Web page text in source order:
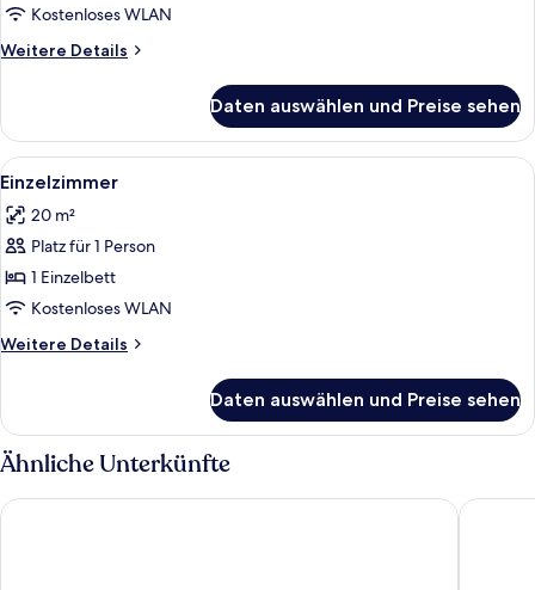
Kostenloses WLAN
Weitere Details
Weitere
Daten auswählen und Preise sehen
Alle
Fotos
für
Einzelzimmer
anzeigen
Einzelzimmer | 1 Schlafzimmer,
1
Einzelzimmer
20 m²
Platz für 1 Person
1 Einzelbett
Kostenloses WLAN
Weitere Details
Weitere
Daten auswählen und Preise sehen
Ähnliche Unterkünfte
Hotel Schauinsland Faxe